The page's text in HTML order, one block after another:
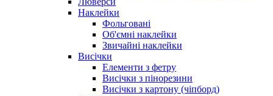
Наклейки
Фольговані
Об'ємні наклейки
Звичайні наклейки
Висічки
Елементи з фетру
Висічки з пінорезини
Висічки з картону (чіпборд)